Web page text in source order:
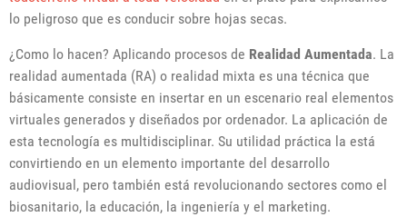
lo peligroso que es conducir sobre hojas secas.
¿Como lo hacen? Aplicando procesos de Realidad Aumentada. La
realidad aumentada (RA) o realidad mixta es una técnica que
básicamente consiste en insertar en un escenario real elementos
virtuales generados y diseñados por ordenador. La aplicación de
esta tecnología es multidisciplinar. Su utilidad práctica la está
convirtiendo en un elemento importante del desarrollo
audiovisual, pero también está revolucionando sectores como el
biosanitario, la educación, la ingeniería y el marketing.